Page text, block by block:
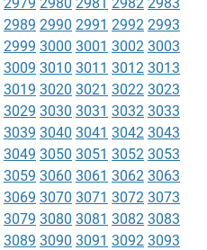
2989 2990 2991 2992 2993
2999 3000 3001 3002 3003
3009 3010 3011 3012 3013
3019 3020 3021 3022 3023
3029 3030 3031 3032 3033
3039 3040 3041 3042 3043
3049 3050 3051 3052 3053
3059 3060 3061 3062 3063
3069 3070 3071 3072 3073
3079 3080 3081 3082 3083
3089 3090 3091 3092 3093